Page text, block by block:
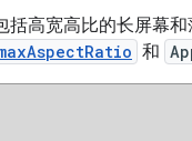
高宽高比的长屏幕
和